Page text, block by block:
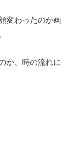
変わったのか画
か、時の流れに